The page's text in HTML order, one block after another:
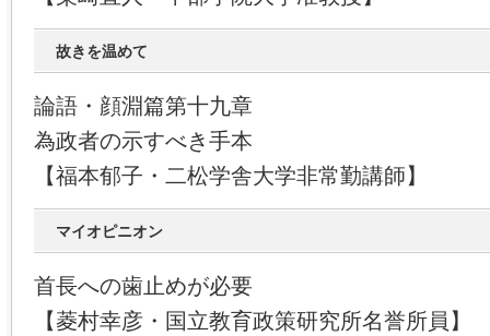
故きを温めて
論語・顔淵篇第十九章
為政者の示すべき手本
【福本郁子・二松学舎大学非常勤講師】
マイオピニオン
首長への歯止めが必要
【菱村幸彦・国立教育政策研究所名誉所員】